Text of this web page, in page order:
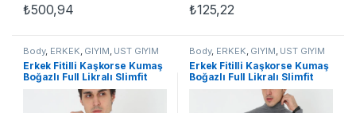
₺500,94 ₺125,22
Body, ERKEK GİYİM ÜST GİYİM
Erkek Fitilli Kaşkorse Kumaş
Boğazlı Full Likralı Slimfit
Body – Beyaz
Body, ERKEK GİYİM ÜST GİYİM
Erkek Fitilli Kaşkorse Kumaş
Boğazlı Full Likralı Slimfit